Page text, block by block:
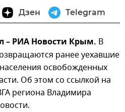
Дзен Telegram
РИА Новости Крым. В
ранее уехавшие
освобожденных
Об этом со ссылкой на
региона Владимира